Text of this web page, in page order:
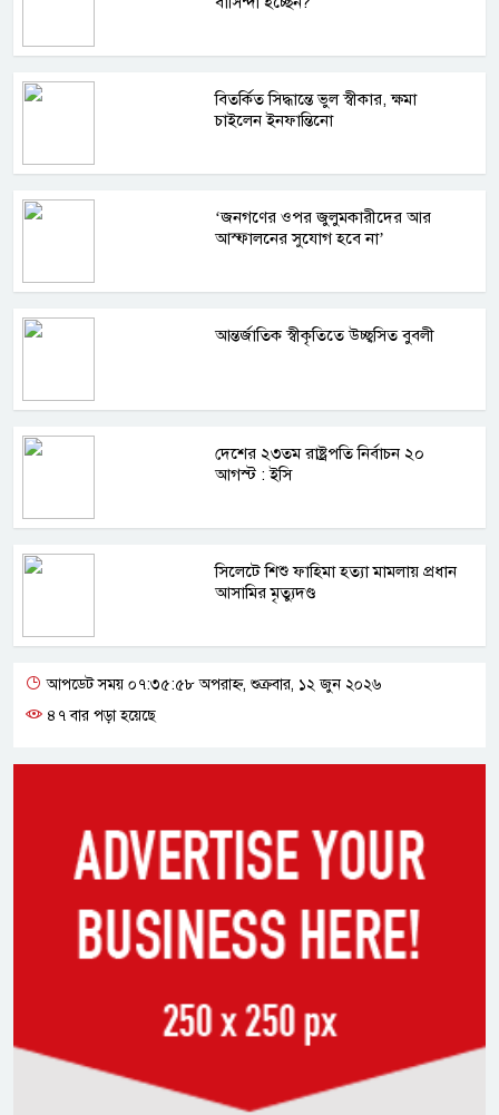
বিতর্কিত সিদ্ধান্তে ভুল স্বীকার, ক্ষমা
চাইলেন ইনফান্তিনো
‘জনগণের ওপর জুলুমকারীদের আর
আস্ফালনের সুযোগ হবে না’
আন্তর্জাতিক স্বীকৃতিতে উচ্ছ্বসিত বুবলী
দেশের ২৩তম রাষ্ট্রপতি নির্বাচন ২০
আগস্ট : ইসি
সিলেটে শিশু ফাহিমা হত্যা মামলায় প্রধান
আসামির মৃত্যুদণ্ড
আপডেট সময় ০৭:৩৫:৫৮ অপরাহ্ন, শুক্রবার, ১২ জুন ২০২৬
৪৭ বার পড়া হয়েছে